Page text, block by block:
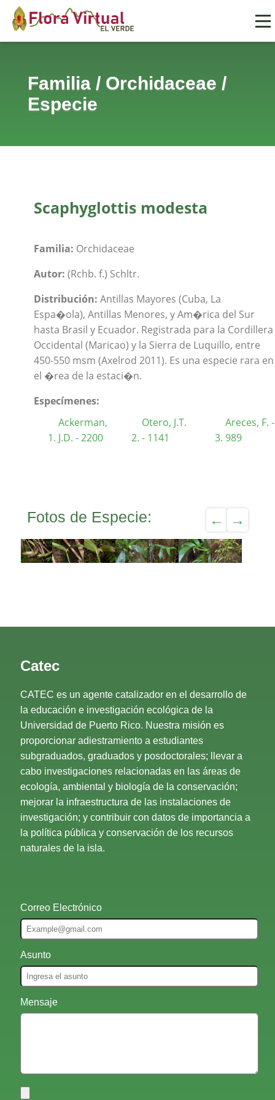
Familia/ Orchidaceae /
Especie
Scaphyglottis modesta
Familia: Orchidaceae
Autor: (Rchb. f.) Schltr.
Distribución: Antillas Mayores (Cuba, La
Espa�ola), Antillas Menores, y Am�rica del Sur
hasta Brasil y Ecuador. Registrada para la Cordillera
Occidental (Maricao) y la Sierra de Luquillo, entre
450-550 msm (Axelrod 2011). Es una especie rara en
el �rea de la estaci�n.
Especímenes:
Ackerman,
J.D. - 2200
Otero, J.T.
- 1141
Areces, F. -
989
Fotos de Especie:
Catec
CATEC es un agente catalizador en el desarrollo de
la educación e investigación ecológica de la
Universidad de Puerto Rico. Nuestra misión es
proporcionar adiestramiento a estudiantes
subgraduados, graduados y posdoctorales; llevar a
cabo investigaciones relacionadas en las áreas de
ecología, ambiental y biología de la conservación;
mejorar la infraestructura de las instalaciones de
investigación; y contribuir con datos de importancia a
la política pública y conservación de los recursos
naturales de la isla.
Correo Electrónico
Asunto
Mensaje